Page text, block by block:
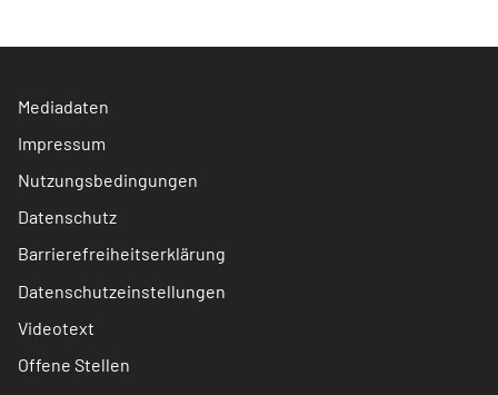
Mediadaten
Impressum
Nutzungsbedingungen
Datenschutz
Barrierefreiheitserklärung
Datenschutzeinstellungen
Videotext
Offene Stellen